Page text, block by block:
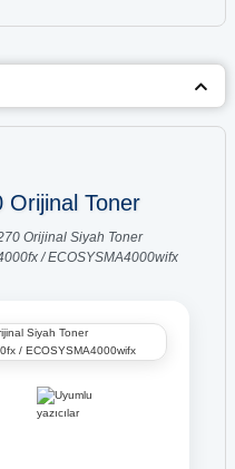
Orijinal Toner
Orijinal Siyah Toner
/ ECOSYSMA4000wifx